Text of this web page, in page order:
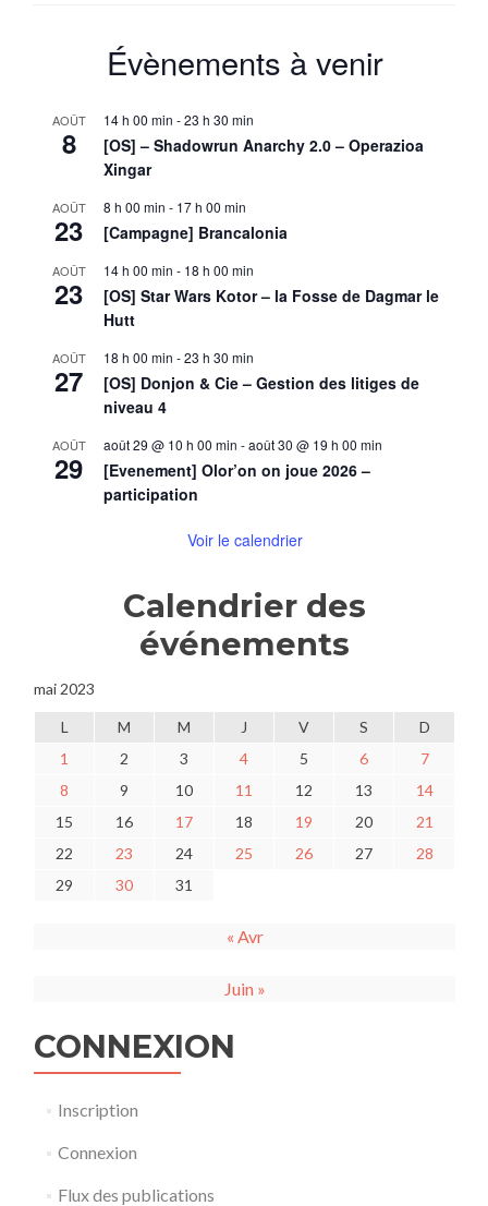
de
Évènements à venir
AOÛT
8
14 h 00 min -23 h 30 min
[OS] – Shadowrun Anarchy 2.0 – Operazioa
Xingar
AOÛT
23
8 h 00 min - 17 h 00 min
[Campagne] Brancalonia
AOÛT
23
14 h 00 min - 18 h 00 min
[OS] Star Wars Kotor – la Fosse de Dagmar le
Hutt
AOÛT
27
18 h 00 min -23 h 30 min
[OS] Donjon & Cie – Gestion des litiges de
niveau 4
AOÛT
29
août 29 @ 10 h 00 min -août 30 @ 19 h 00 min
[Evenement] Olor’on on joue 2026 –
participation
Voir le calendrier
Calendrier des
événements
mai 2023
L M M J V S
D
1
2 3 4 5 6
7
8
9 10 11 12 13
14
15
16 17 18 19 20
21
22
23 24 25 26 27
28
29
30 31
« Avr
Juin »
CONNEXION
Inscription
Connexion
Flux des publications